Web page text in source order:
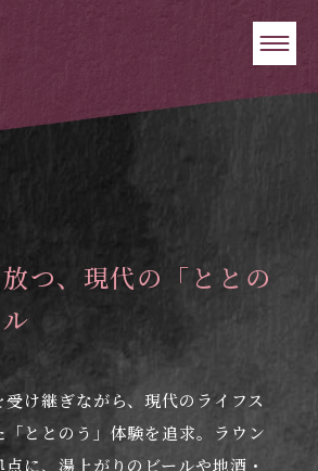
つ、現代の「ととの
け継ぎながら、現代のライフス
「ととのう」体験を追求。ラウン
に、湯上がりのビールや地酒・